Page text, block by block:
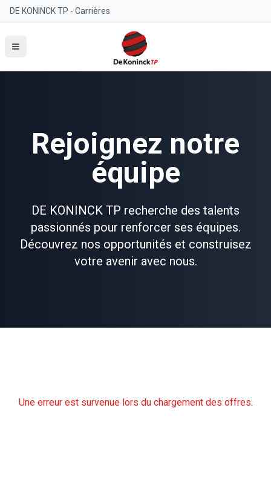
DE KONINCK TP - Carrières
Rejoignez notre
équipe
DE KONINCK TP recherche des talents
passionnés pour renforcer ses équipes.
Découvrez nos opportunités et construisez
votre avenir avec nous.
Une erreur est survenue lors du chargement des offres.